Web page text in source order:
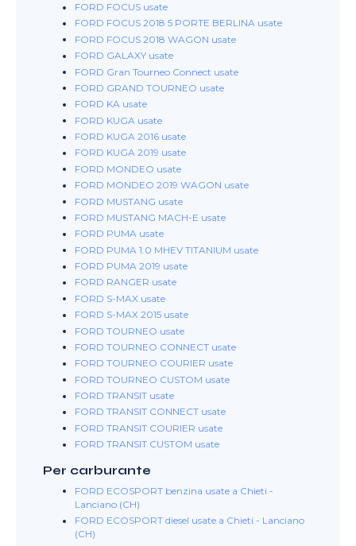
FORD FOCUS usate
FORD FOCUS 2018 5 PORTE BERLINA usate
FORD FOCUS 2018 WAGON usate
FORD GALAXY usate
FORD Gran Tourneo Connect usate
FORD GRAND TOURNEO usate
FORD KA usate
FORD KUGA usate
FORD KUGA 2016 usate
FORD KUGA 2019 usate
FORD MONDEO usate
FORD MONDEO 2019 WAGON usate
FORD MUSTANG usate
FORD MUSTANG MACH-E usate
FORD PUMA usate
FORD PUMA 1.0 MHEV TITANIUM usate
FORD PUMA 2019 usate
FORD RANGER usate
FORD S-MAX usate
FORD S-MAX 2015 usate
FORD TOURNEO usate
FORD TOURNEO CONNECT usate
FORD TOURNEO COURIER usate
FORD TOURNEO CUSTOM usate
FORD TRANSIT usate
FORD TRANSIT CONNECT usate
FORD TRANSIT COURIER usate
FORD TRANSIT CUSTOM usate
Per carburante
FORD ECOSPORT benzina usate a Chieti -
Lanciano (CH)
FORD ECOSPORT diesel usate a Chieti - Lanciano
(CH)